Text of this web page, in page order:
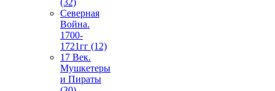
(32)
Северная
Война.
1700-
1721гг (12)
17 Век.
Мушкетеры
и Пираты